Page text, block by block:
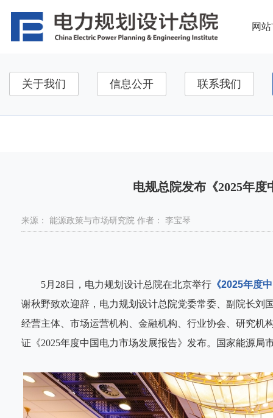
网
关于我们 信息公开 联系我们
电规总院发布《2025年
来源： 能源政策与市场研究院 作者： 李宝琴
5月28日，电力规划设计总院在北京举行 《2025年度
谢秋野致欢迎辞，电力规划设计总院党委常委、副院长刘
经营主体、市场运营机构、金融机构、行业协会、研究机
证《2025年度中国电力市场发展报告》发布。国家能源局